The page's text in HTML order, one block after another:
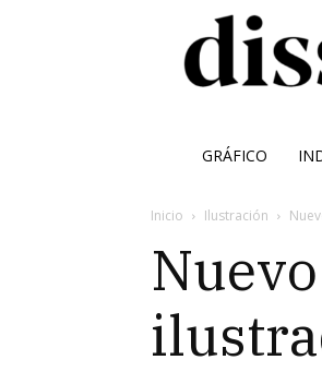
GRÁFICO
Inicio Ilustración